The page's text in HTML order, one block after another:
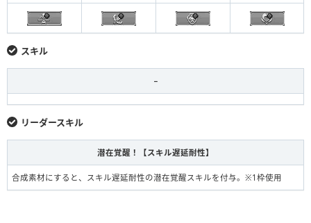
スキル
−
リーダースキル
潜在覚醒！【スキル遅延耐性】
合成素材にすると、スキル遅延耐性の潜在覚醒スキルを付与。※1枠使用